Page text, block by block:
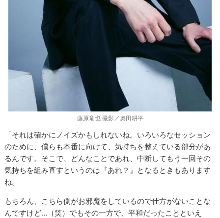
藤原竜也 撮影／奥田耕平
「それは確かにノイズかもしれないね。いろいろなセッション
のために、僕らも本番に向けて、気持ちを整えている部分があ
るんです。そこで、どんなことであれ、中断してもう一回その
気持ちを組み直すというのは『あれ？』となるときもあります
ね。
もちろん、こちら側がお邪魔をしているので仕方がないことな
んですけど…（笑）でもその一方で、平和だったことといえ